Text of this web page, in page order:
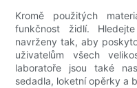
Kromě použitých
funkčnost židlí.
navrženy tak, aby
uživatelům všech
laboratoře jsou také
sedadla, loketní opěrky a